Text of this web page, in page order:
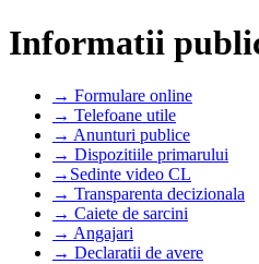
Informatii
→ Formulare online
→ Telefoane utile
→ Anunturi publice
→ Dispozitiile primarului
→Sedinte video CL
→ Transparenta decizionala
→ Caiete de sarcini
→ Angajari
→ Declaratii de avere